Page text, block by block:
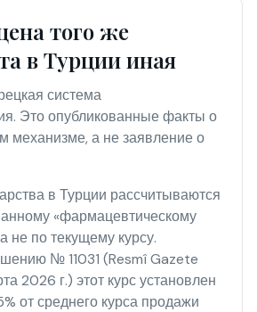
того же
в Турции иная
система
Это опубликованные факты о
механизме, а не заявление о
в Турции рассчитываются
«фармацевтическому
не по текущему курсу.
№ 11031 (Resmî Gazete
2026 г.) этот курс установлен
от среднего курса продажи